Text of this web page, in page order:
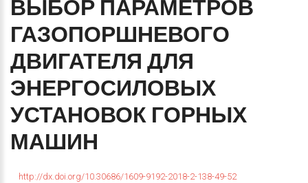
ВЫБОР ПАРАМЕТРОВ
ГАЗОПОРШНЕВОГО
ДВИГАТЕЛЯ ДЛЯ
ЭНЕРГОСИЛОВЫХ
УСТАНОВОК ГОРНЫХ
МАШИН
http://dx.doi.org/10.30686/1609-9192-2018-2-138-49-52